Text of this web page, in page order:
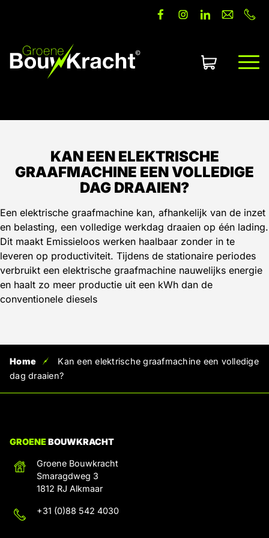
Offerte aanvragen
KAN EEN ELEKTRISCHE
GRAAFMACHINE EEN VOLLEDIGE
DAG DRAAIEN?
Een elektrische graafmachine kan, afhankelijk van de inzet
en belasting, een volledige werkdag draaien op één lading.
Dit maakt Emissieloos werken haalbaar zonder in te
leveren op productiviteit. Tijdens de stationaire periodes
verbruikt een elektrische graafmachine nauwelijks energie
en haalt zo meer productie uit een kWh dan de
conventionele diesels
Home
Kan een elektrische graafmachine een volledige
dag draaien?
GROENEBOUWKRACHT
Groene Bouwkracht
Smaragdweg 3
1812 RJ Alkmaar
+31 (0)88 542 4030